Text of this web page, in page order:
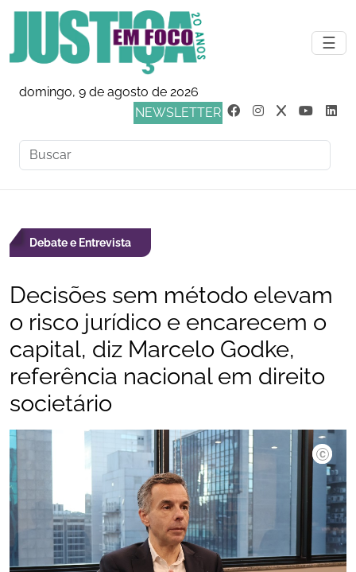
☰
domingo, 9 de agosto de 2026
NEWSLETTER
Debate e Entrevista
Decisões sem método elevam
o risco jurídico e encarecem o
capital, diz Marcelo Godke,
referência nacional em direito
societário